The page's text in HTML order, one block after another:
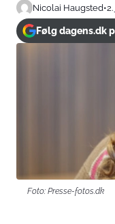
Nicolai Haugsted•
Følg dagens.dk
Foto: Presse-fotos.dk